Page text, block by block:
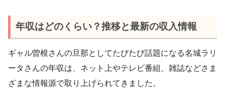
年収はどのくらい？推移と最新の収入情報
ギャル曽根さんの旦那としてたびたび話題になる名城ラリ
ータさんの年収は、ネット上やテレビ番組、雑誌などさま
ざまな情報源で取り上げられてきました。